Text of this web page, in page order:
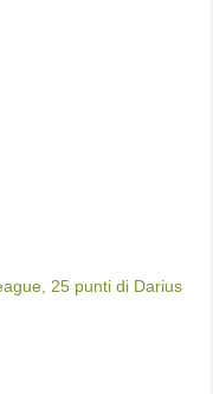
25 punti di Darius